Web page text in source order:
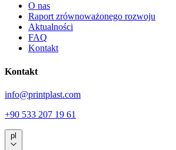
O nas
Raport zrównoważonego rozwoju
Aktualności
FAQ
Kontakt
Kontakt
info@printplast.com
+90 533 207 19 61
pl